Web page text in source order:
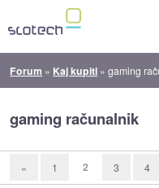
Forum » Kaj kupiti »gaming
gaming računalnik
« 1 2 3 4